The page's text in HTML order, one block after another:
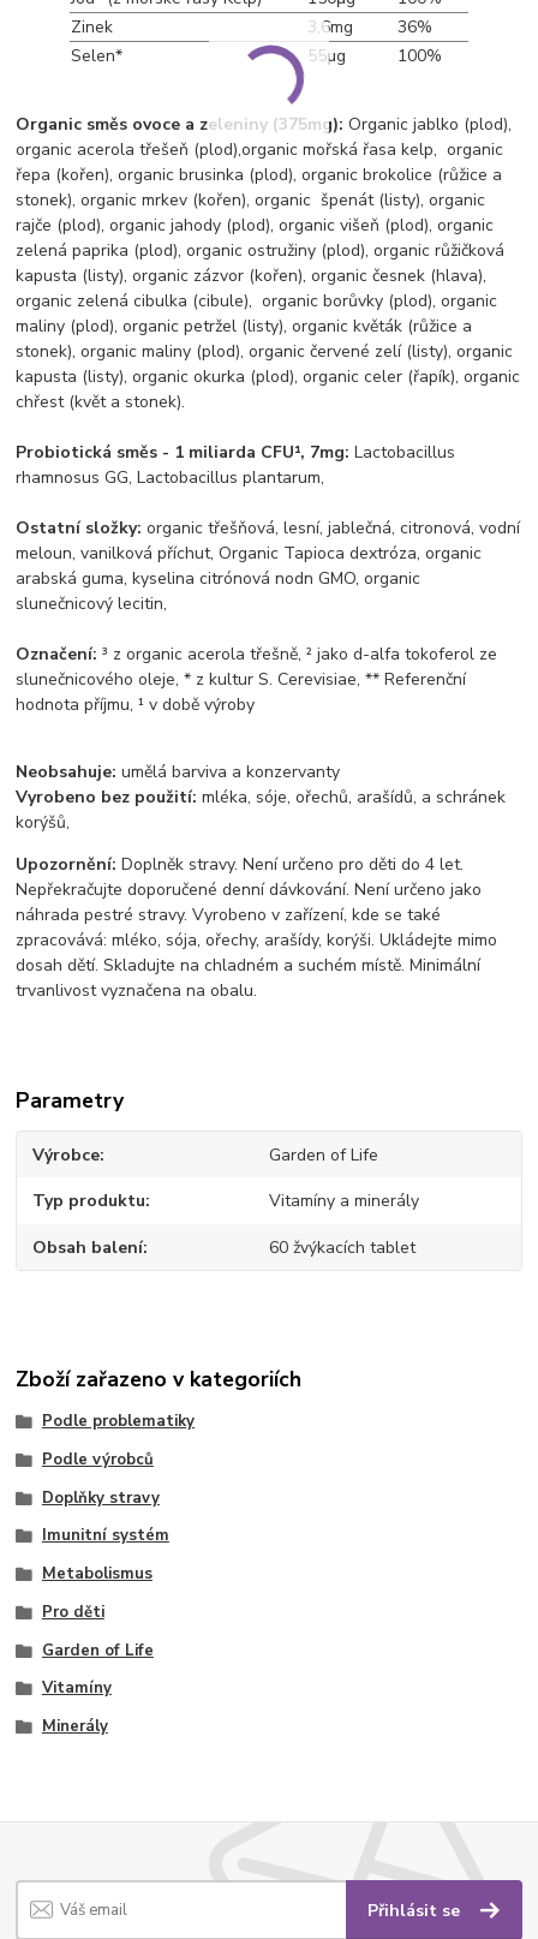
Zinek
3,6mg
36%
Selen*
55μg 100%
Organic směs ovoce a zeleniny (375mg): Organic jablko (plod),
organic acerola třešeň (plod),organic mořská řasa kelp, organic
řepa (kořen), organic brusinka (plod), organic brokolice (růžice a
stonek), organic mrkev (kořen), organic špenát (listy), organic
rajče (plod), organic jahody (plod), organic višeň (plod), organic
zelená paprika (plod), organic ostružiny (plod), organic růžičková
kapusta (listy), organic zázvor (kořen), organic česnek (hlava),
organic zelená cibulka (cibule), organic borůvky (plod), organic
maliny (plod), organic petržel (listy), organic květák (růžice a
stonek), organic maliny (plod), organic červené zelí (listy), organic
kapusta (listy), organic okurka (plod), organic celer (řapík), organic
chřest (květ a stonek).
Probiotická směs - 1 miliarda CFU¹, 7mg: Lactobacillus
rhamnosus GG, Lactobacillus plantarum,
Ostatní složky: organic třešňová, lesní, jablečná, citronová, vodní
meloun, vanilková příchut, Organic Tapioca dextróza, organic
arabská guma, kyselina citrónová nodn GMO, organic
slunečnicový lecitin,
Označení: ³ z organic acerola třešně, ² jako d-alfa tokoferol ze
slunečnicového oleje, * z kultur S. Cerevisiae, ** Referenční
hodnota příjmu, ¹ v době výroby
Neobsahuje: umělá barviva a konzervanty
Vyrobeno bez použití: mléka, sóje, ořechů, arašídů, a schránek
korýšů,
Upozornění: Doplněk stravy. Není určeno pro děti do 4 let.
Nepřekračujte doporučené denní dávkování. Není určeno jako
náhrada pestré stravy. Vyrobeno v zařízení, kde se také
zpracovává: mléko, sója, ořechy, arašídy, korýši. Ukládejte mimo
dosah dětí. Skladujte na chladném a suchém místě. Minimální
trvanlivost vyznačena na obalu.
Parametry
Výrobce Garden of Life
Typ produktu Vitamíny a minerály
Obsah balení 60 žvýkacích tablet
Zboží zařazeno v kategoriích
Podle problematiky
Podle výrobců
Doplňky stravy
Imunitní systém
Metabolismus
Pro děti
Garden of Life
Vitamíny
Minerály
Přihlásit se